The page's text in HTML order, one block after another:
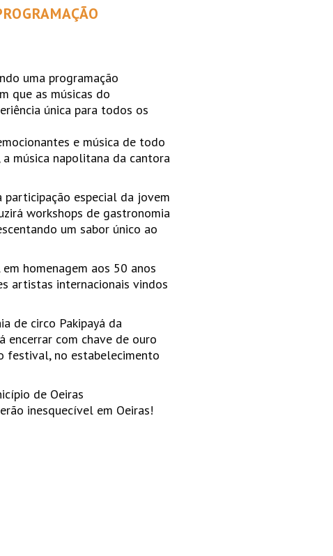
uma programação
que as músicas do
única para todos os
e música de todo
música napolitana da cantora
participação especial da jovem
workshops de gastronomia
um sabor único ao
homenagem aos 50 anos
artistas internacionais vindos
de circo Pakipayá da
encerrar com chave de ouro
festival, no estabelecimento
de Oeiras
inesquecível em Oeiras!